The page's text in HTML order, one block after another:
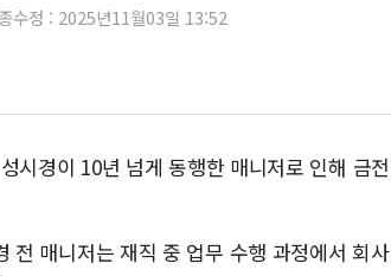
양
김
해군
[3
우
주한
수정 : 2025년11월03일 13:52
시경이 10년 넘게 동행한 매니저로 인해 금
전 매니저는 재직 중 업무 수행 과정에서 회